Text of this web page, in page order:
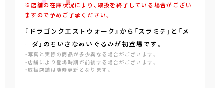
※店舗の在庫状況により、取扱を終了している場合がござい
ますので予めご了承ください。
『ドラゴンクエストウォーク』から「スラミチ」と「メ
ーダ」のちいさなぬいぐるみが初登場です。
・写真と実際の商品が多少異なる場合がございます。
・店舗により登場時期が前後する場合がございます。
・取扱店舗は随時更新となります。